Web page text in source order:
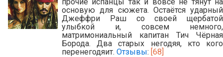
основую для сюжета. Остаётся ударный
Джеффри Раш со своей щербатой
улыбкой и, совсем немного,
матримониальный капитан Тич Чёрная
Борода. Два старых негодяя, кто кого
перенегодяит. Отзывы: [68]